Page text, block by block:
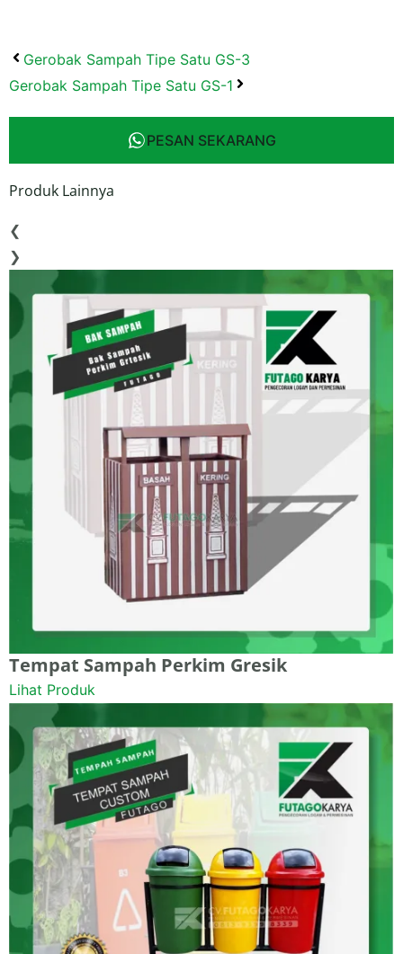
Prev
Gerobak Sampah Tipe Satu GS-3
Gerobak Sampah Tipe Satu GS-1
Next
PESAN SEKARANG
Produk Lainnya
❮
❯
Tempat Sampah Perkim Gresik
Lihat Produk